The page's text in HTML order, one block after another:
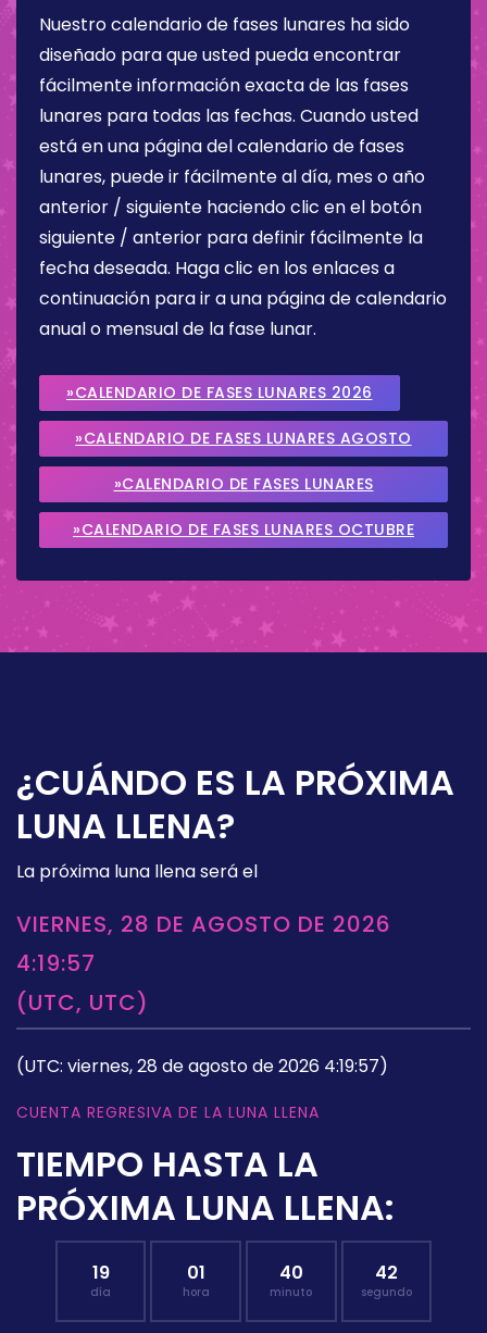
Nuestro calendario de fases lunares ha sido
diseñado para que usted pueda encontrar
fácilmente información exacta de las fases
lunares para todas las fechas. Cuando usted
está en una página del calendario de fases
lunares, puede ir fácilmente al día, mes o año
anterior / siguiente haciendo clic en el botón
siguiente / anterior para definir fácilmente la
fecha deseada. Haga clic en los enlaces a
continuación para ir a una página de calendario
anual o mensual de la fase lunar.
»CALENDARIO DE FASES LUNARES 2026
»CALENDARIO DE FASES LUNARES AGOSTO
2026
»CALENDARIO DE FASES LUNARES
SEPTIEMBRE 2026
»CALENDARIO DE FASES LUNARES OCTUBRE
¿CUÁNDO ES LA PRÓXIMA
LUNA LLENA?
La próxima luna llena será el
VIERNES, 28 DE AGOSTO DE 2026
4:19:57
(UTC, UTC)
(UTC: viernes, 28 de agosto de 2026 4:19:57)
CUENTA REGRESIVA DE LA LUNA LLENA
TIEMPO HASTA LA
PRÓXIMA LUNA LLENA:
19
día
01
hora
40
minuto
41
segundo